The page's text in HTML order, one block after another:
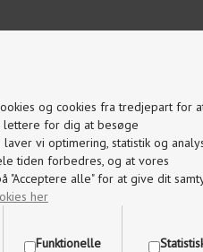
og cookies fra tredjepart for
for dig at besøge
vi optimering, statistik og
tiden forbedres, og at vores
"Acceptere alle" for at give dit
her
Funktionelle